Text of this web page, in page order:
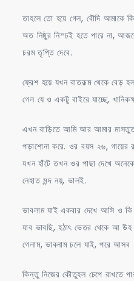
তাহলে তো হয়ে গেল, বৌদি আমাকে
অত নিষ্ঠুর নিস্চই হতে পারে না,
চরম তৃপ্তি দেবে.
ফ্রেশ হয়ে যখন বাতরূম থেকে বেড়
গেল যে ও একটু বাইরে যাচ্ছে,
এখন বাড়িতে আমি আর আমার মাসতুত
পড়াশোনা করে. ওর বয়স ২৬, গায়ের
যখন হাঁটে তখন ওর পাছা দেখে
নেহাত মন্দ নয়, ভালই.
ভাবলাম যাই একবার দেখে আসি ও
যাব ভাবছি, হঠাৎ ভেতর থেকে আ
গেলাম, ভাবলাম চলে যাই, পরে আসব
কিন্তু নিজের কৌতুহল চেপে রাখতে